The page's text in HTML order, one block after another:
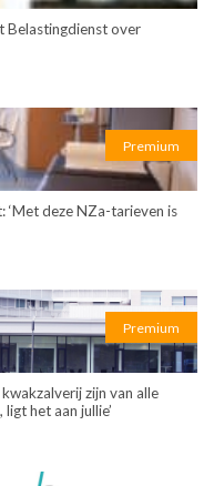
Belastingdienst over
Premium
deze NZa-tarieven is
Premium
zijn van alle
het aan jullie’